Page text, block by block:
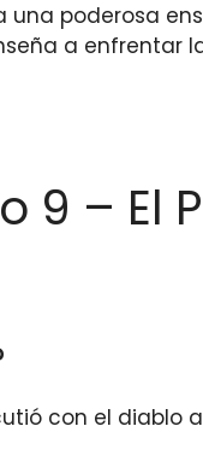
una poderosa
a enfrentar
9 –
con el diablo